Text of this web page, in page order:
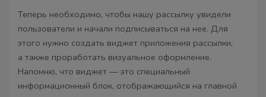
Теперь необходимо, чтобы нашу рассылку увидели
пользователи и начали подписываться на нее. Для
этого нужно создать виджет приложения рассылки,
а также проработать визуальное оформление.
Напомню, что виджет — это специальный
информационный блок, отображающийся на главной